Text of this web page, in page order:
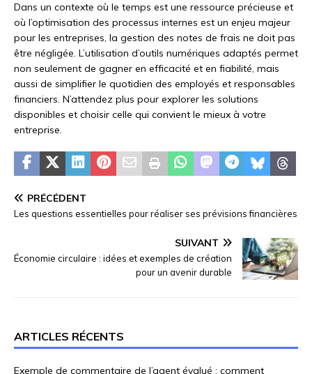
Dans un contexte où le temps est une ressource précieuse et
où l’optimisation des processus internes est un enjeu majeur
pour les entreprises, la gestion des notes de frais ne doit pas
être négligée. L’utilisation d’outils numériques adaptés permet
non seulement de gagner en efficacité et en fiabilité, mais
aussi de simplifier le quotidien des employés et responsables
financiers. N’attendez plus pour explorer les solutions
disponibles et choisir celle qui convient le mieux à votre
entreprise.
PRÉCÉDENT
Les questions essentielles pour réaliser ses prévisions financières
SUIVANT
Économie circulaire : idées et exemples de création
pour un avenir durable
ARTICLES RÉCENTS
Exemple de commentaire de l’agent évalué : comment